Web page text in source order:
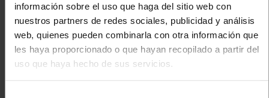
información sobre el uso que haga del sitio web con
nuestros partners de redes sociales, publicidad y análisis
web, quienes pueden combinarla con otra información que
les haya proporcionado o que hayan recopilado a partir del
uso que haya hecho de sus servicios.